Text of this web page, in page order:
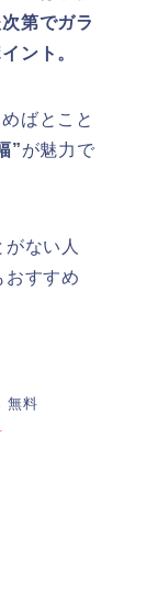
第でガラ
ント。
ばとこと
”が魅力で
ない人
おすすめ
無料